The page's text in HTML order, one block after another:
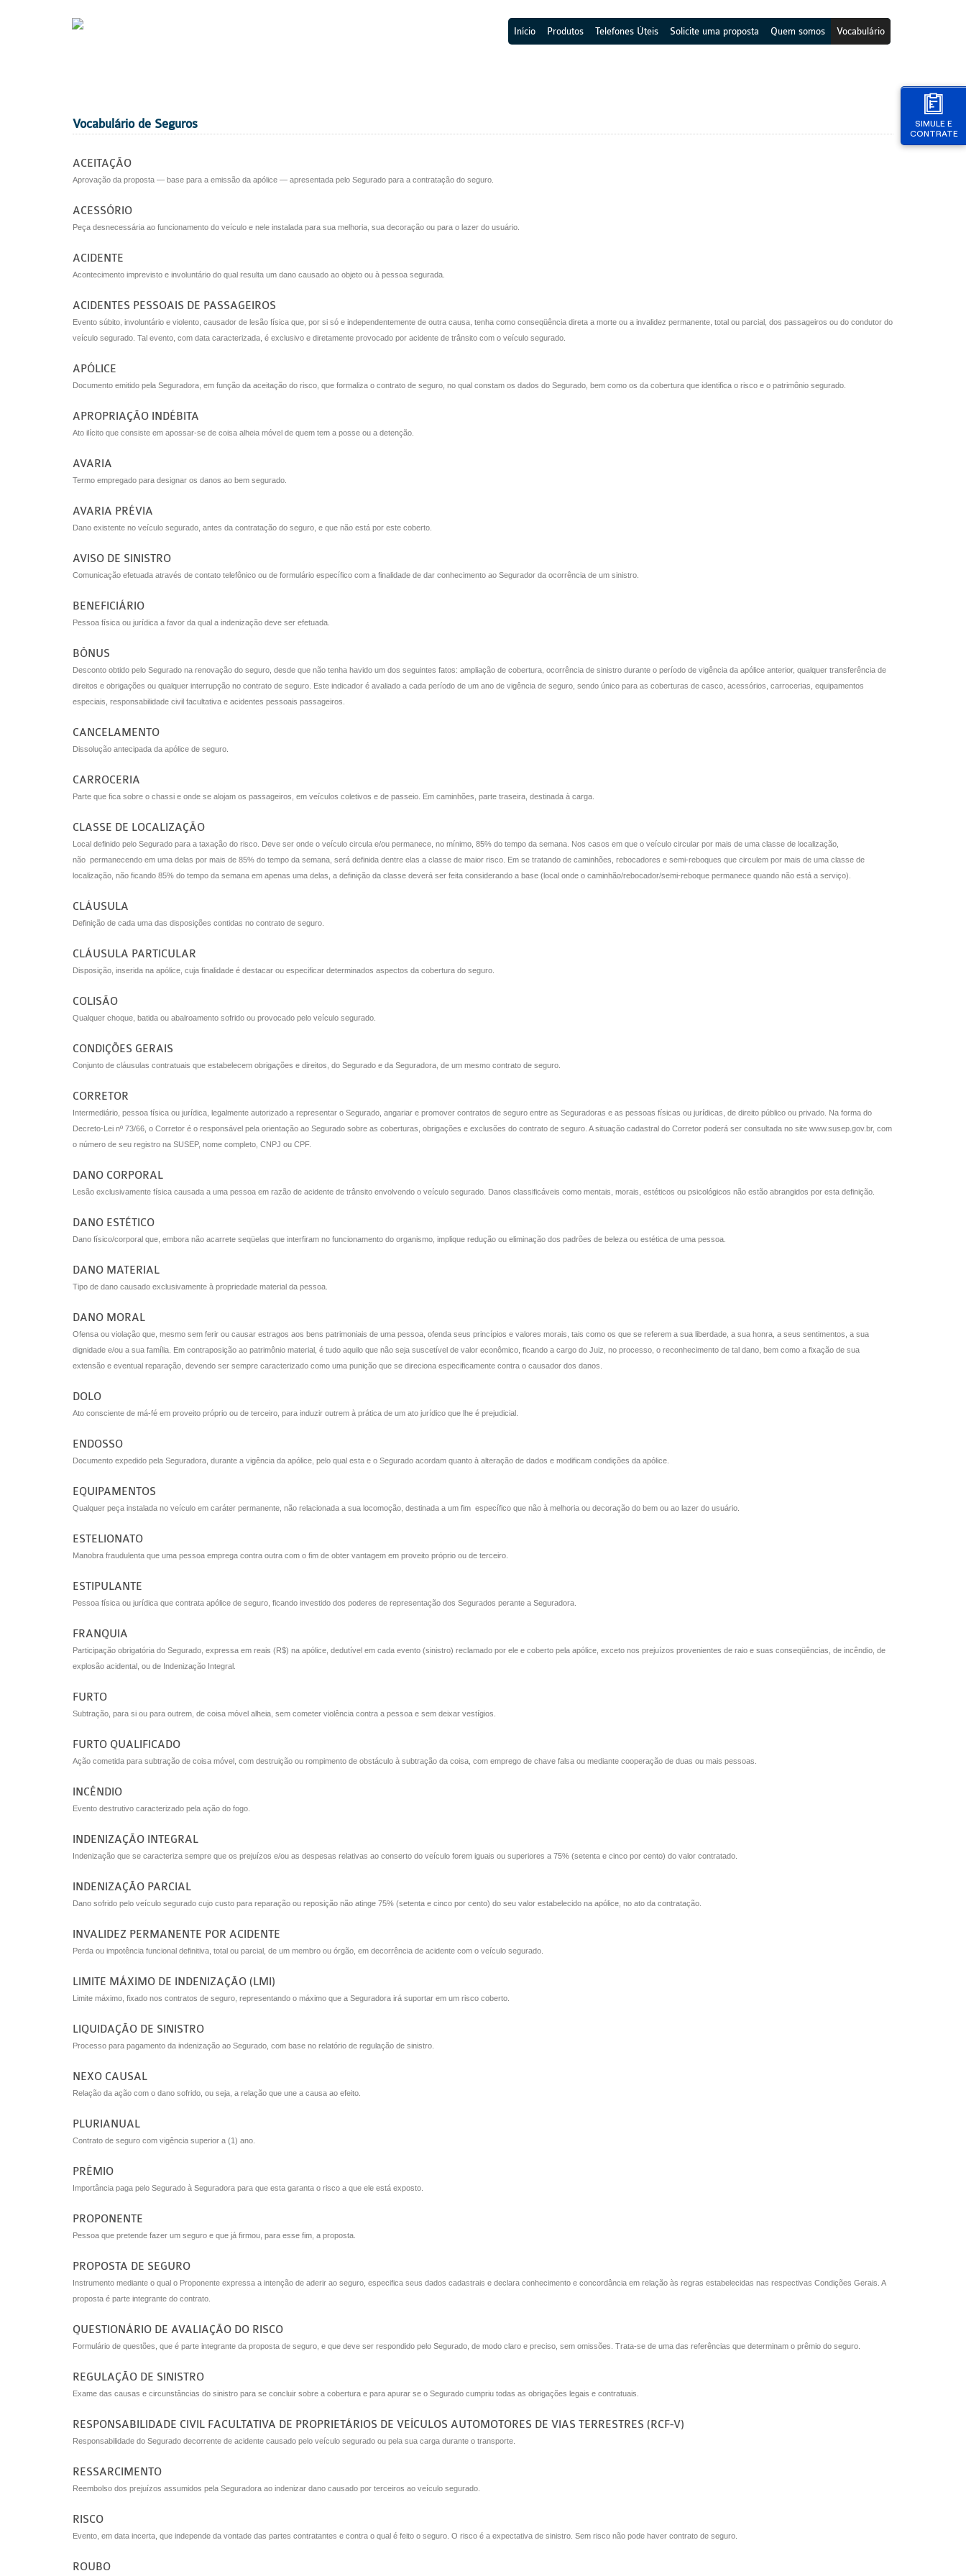
SIMULE E
CONTRATE
Início Produtos Telefones Úteis Solicite uma proposta Quem somos Vocabulário
Vocabulário de Seguros
ACEITAÇÃO
Aprovação da proposta — base para a emissão da apólice — apresentada pelo Segurado para a contratação do seguro.
ACESSÓRIO
Peça desnecessária ao funcionamento do veículo e nele instalada para sua melhoria, sua decoração ou para o lazer do usuário.
ACIDENTE
Acontecimento imprevisto e involuntário do qual resulta um dano causado ao objeto ou à pessoa segurada.
ACIDENTES PESSOAIS DE PASSAGEIROS
Evento súbito, involuntário e violento, causador de lesão física que, por si só e independentemente de outra causa, tenha como conseqüência direta a morte ou a invalidez permanente, total ou parcial, dos passageiros ou do condutor do
veículo segurado. Tal evento, com data caracterizada, é exclusivo e diretamente provocado por acidente de trânsito com o veículo segurado.
APÓLICE
Documento emitido pela Seguradora, em função da aceitação do risco, que formaliza o contrato de seguro, no qual constam os dados do Segurado, bem como os da cobertura que identifica o risco e o patrimônio segurado.
APROPRIAÇÃO INDÉBITA
Ato ilícito que consiste em apossar-se de coisa alheia móvel de quem tem a posse ou a detenção.
AVARIA
Termo empregado para designar os danos ao bem segurado.
AVARIA PRÉVIA
Dano existente no veículo segurado, antes da contratação do seguro, e que não está por este coberto.
AVISO DE SINISTRO
Comunicação efetuada através de contato telefônico ou de formulário específico com a finalidade de dar conhecimento ao Segurador da ocorrência de um sinistro.
BENEFICIÁRIO
Pessoa física ou jurídica a favor da qual a indenização deve ser efetuada.
BÔNUS
Desconto obtido pelo Segurado na renovação do seguro, desde que não tenha havido um dos seguintes fatos: ampliação de cobertura, ocorrência de sinistro durante o período de vigência da apólice anterior, qualquer transferência de
direitos e obrigações ou qualquer interrupção no contrato de seguro. Este indicador é avaliado a cada período de um ano de vigência de seguro, sendo único para as coberturas de casco, acessórios, carrocerias, equipamentos
especiais, responsabilidade civil facultativa e acidentes pessoais passageiros.
CANCELAMENTO
Dissolução antecipada da apólice de seguro.
CARROCERIA
Parte que fica sobre o chassi e onde se alojam os passageiros, em veículos coletivos e de passeio. Em caminhões, parte traseira, destinada à carga.
CLASSE DE LOCALIZAÇÃO
Local definido pelo Segurado para a taxação do risco. Deve ser onde o veículo circula e/ou permanece, no mínimo, 85% do tempo da semana. Nos casos em que o veículo circular por mais de uma classe de localização,
não permanecendo em uma delas por mais de 85% do tempo da semana, será definida dentre elas a classe de maior risco. Em se tratando de caminhões, rebocadores e semi-reboques que circulem por mais de uma classe de
localização, não ficando 85% do tempo da semana em apenas uma delas, a definição da classe deverá ser feita considerando a base (local onde o caminhão/rebocador/semi-reboque permanece quando não está a serviço).
CLÁUSULA
Definição de cada uma das disposições contidas no contrato de seguro.
CLÁUSULA PARTICULAR
Disposição, inserida na apólice, cuja finalidade é destacar ou especificar determinados aspectos da cobertura do seguro.
COLISÃO
Qualquer choque, batida ou abalroamento sofrido ou provocado pelo veículo segurado.
CONDIÇÕES GERAIS
Conjunto de cláusulas contratuais que estabelecem obrigações e direitos, do Segurado e da Seguradora, de um mesmo contrato de seguro.
CORRETOR
Intermediário, pessoa física ou jurídica, legalmente autorizado a representar o Segurado, angariar e promover contratos de seguro entre as Seguradoras e as pessoas físicas ou jurídicas, de direito público ou privado. Na forma do
Decreto-Lei nº 73/66, o Corretor é o responsável pela orientação ao Segurado sobre as coberturas, obrigações e exclusões do contrato de seguro. A situação cadastral do Corretor poderá ser consultada no site www.susep.gov.br, com
o número de seu registro na SUSEP, nome completo, CNPJ ou CPF.
DANO CORPORAL
Lesão exclusivamente física causada a uma pessoa em razão de acidente de trânsito envolvendo o veículo segurado. Danos classificáveis como mentais, morais, estéticos ou psicológicos não estão abrangidos por esta definição.
DANO ESTÉTICO
Dano físico/corporal que, embora não acarrete seqüelas que interfiram no funcionamento do organismo, implique redução ou eliminação dos padrões de beleza ou estética de uma pessoa.
DANO MATERIAL
Tipo de dano causado exclusivamente à propriedade material da pessoa.
DANO MORAL
Ofensa ou violação que, mesmo sem ferir ou causar estragos aos bens patrimoniais de uma pessoa, ofenda seus princípios e valores morais, tais como os que se referem a sua liberdade, a sua honra, a seus sentimentos, a sua
dignidade e/ou a sua família. Em contraposição ao patrimônio material, é tudo aquilo que não seja suscetível de valor econômico, ficando a cargo do Juiz, no processo, o reconhecimento de tal dano, bem como a fixação de sua
extensão e eventual reparação, devendo ser sempre caracterizado como uma punição que se direciona especificamente contra o causador dos danos.
DOLO
Ato consciente de má-fé em proveito próprio ou de terceiro, para induzir outrem à prática de um ato jurídico que lhe é prejudicial.
ENDOSSO
Documento expedido pela Seguradora, durante a vigência da apólice, pelo qual esta e o Segurado acordam quanto à alteração de dados e modificam condições da apólice.
EQUIPAMENTOS
Qualquer peça instalada no veículo em caráter permanente, não relacionada a sua locomoção, destinada a um fim específico que não à melhoria ou decoração do bem ou ao lazer do usuário.
ESTELIONATO
Manobra fraudulenta que uma pessoa emprega contra outra com o fim de obter vantagem em proveito próprio ou de terceiro.
ESTIPULANTE
Pessoa física ou jurídica que contrata apólice de seguro, ficando investido dos poderes de representação dos Segurados perante a Seguradora.
FRANQUIA
Participação obrigatória do Segurado, expressa em reais (R$) na apólice, dedutível em cada evento (sinistro) reclamado por ele e coberto pela apólice, exceto nos prejuízos provenientes de raio e suas conseqüências, de incêndio, de
explosão acidental, ou de Indenização Integral.
FURTO
Subtração, para si ou para outrem, de coisa móvel alheia, sem cometer violência contra a pessoa e sem deixar vestígios.
FURTO QUALIFICADO
Ação cometida para subtração de coisa móvel, com destruição ou rompimento de obstáculo à subtração da coisa, com emprego de chave falsa ou mediante cooperação de duas ou mais pessoas.
INCÊNDIO
Evento destrutivo caracterizado pela ação do fogo.
INDENIZAÇÃO INTEGRAL
Indenização que se caracteriza sempre que os prejuízos e/ou as despesas relativas ao conserto do veículo forem iguais ou superiores a 75% (setenta e cinco por cento) do valor contratado.
INDENIZAÇÃO PARCIAL
Dano sofrido pelo veículo segurado cujo custo para reparação ou reposição não atinge 75% (setenta e cinco por cento) do seu valor estabelecido na apólice, no ato da contratação.
INVALIDEZ PERMANENTE POR ACIDENTE
Perda ou impotência funcional definitiva, total ou parcial, de um membro ou órgão, em decorrência de acidente com o veículo segurado.
LIMITE MÁXIMO DE INDENIZAÇÃO (LMI)
Limite máximo, fixado nos contratos de seguro, representando o máximo que a Seguradora irá suportar em um risco coberto.
LIQUIDAÇÃO DE SINISTRO
Processo para pagamento da indenização ao Segurado, com base no relatório de regulação de sinistro.
NEXO CAUSAL
Relação da ação com o dano sofrido, ou seja, a relação que une a causa ao efeito.
PLURIANUAL
Contrato de seguro com vigência superior a (1) ano.
PRÊMIO
Importância paga pelo Segurado à Seguradora para que esta garanta o risco a que ele está exposto.
PROPONENTE
Pessoa que pretende fazer um seguro e que já firmou, para esse fim, a proposta.
PROPOSTA DE SEGURO
Instrumento mediante o qual o Proponente expressa a intenção de aderir ao seguro, especifica seus dados cadastrais e declara conhecimento e concordância em relação às regras estabelecidas nas respectivas Condições Gerais. A
proposta é parte integrante do contrato.
QUESTIONÁRIO DE AVALIAÇÃO DO RISCO
Formulário de questões, que é parte integrante da proposta de seguro, e que deve ser respondido pelo Segurado, de modo claro e preciso, sem omissões. Trata-se de uma das referências que determinam o prêmio do seguro.
REGULAÇÃO DE SINISTRO
Exame das causas e circunstâncias do sinistro para se concluir sobre a cobertura e para apurar se o Segurado cumpriu todas as obrigações legais e contratuais.
RESPONSABILIDADE CIVIL FACULTATIVA DE PROPRIETÁRIOS DE VEÍCULOS AUTOMOTORES DE VIAS TERRESTRES (RCF-V)
Responsabilidade do Segurado decorrente de acidente causado pelo veículo segurado ou pela sua carga durante o transporte.
RESSARCIMENTO
Reembolso dos prejuízos assumidos pela Seguradora ao indenizar dano causado por terceiros ao veículo segurado.
RISCO
Evento, em data incerta, que independe da vontade das partes contratantes e contra o qual é feito o seguro. O risco é a expectativa de sinistro. Sem risco não pode haver contrato de seguro.
ROUBO